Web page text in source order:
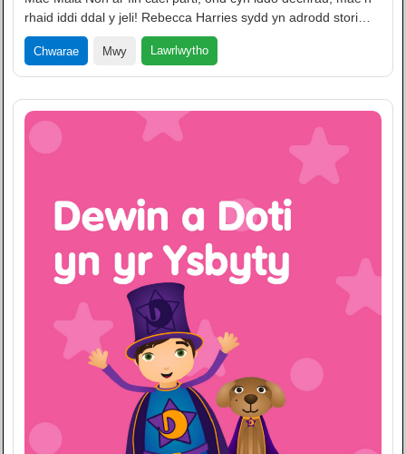
rhaid iddi ddal y jeli! Rebecca Harries sydd yn adrodd stori…
Chwarae Mwy Lawrlwytho